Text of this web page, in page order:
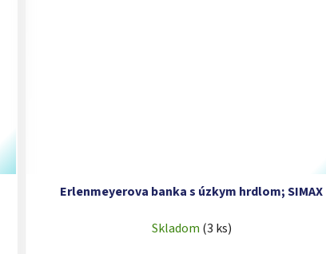
Erlenmeyerova banka s úzkym hrdlom; SIMAX
Skladom (3 ks)